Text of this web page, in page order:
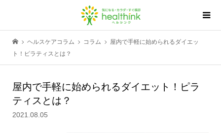
ヘルスケアコラム コラム
屋内で手軽に始められるダイエッ
ト！ピラティスとは？
屋内で手軽に始められるダイエット！ピラ
ティスとは？
2021.08.05